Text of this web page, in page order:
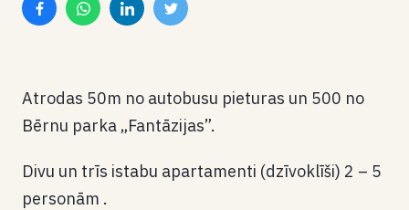
Atrodas 50m no autobusu pieturas un 500 no
Bērnu parka „Fantāzijas”.
Divu un trīs istabu apartamenti (dzīvoklīši) 2 – 5
personām .